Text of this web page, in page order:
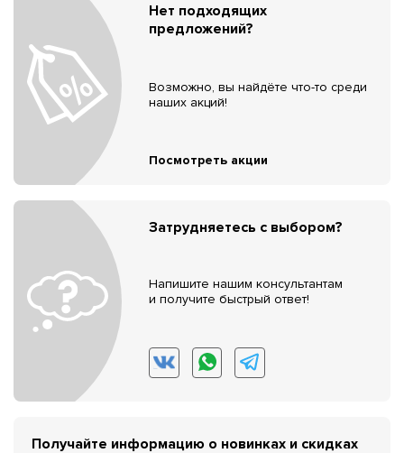
Нет подходящих
предложений?
Возможно, вы найдёте что-то среди
наших акций!
Посмотреть акции
Затрудняетесь с выбором?
Напишите нашим консультантам
и получите быстрый ответ!
Получайте информацию о новинках и скидках